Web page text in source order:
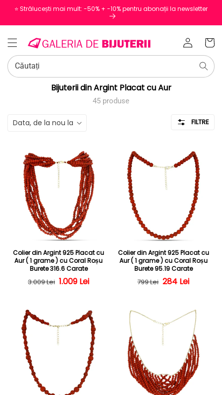
⭐️ Strălucești mai mult: -50% + -10% pentru abonații la newsletter
Conectați-
Coș
Căutați
Colecție:
Bijuterii din Argint Placat cu Aur
45 produse
FILTRE
Colier din Argint 925 Placat cu
Aur ( 1 grame ) cu Coral Roșu
Burete 316.6 Carate
Preț obișnuit
3.009 Lei Preț redus
1.009 Lei
Colier din Argint 925 Placat cu
Aur ( 1 grame ) cu Coral Roșu
Burete 95.19 Carate
Preț obișnuit
799 Lei Preț redus
284 Lei